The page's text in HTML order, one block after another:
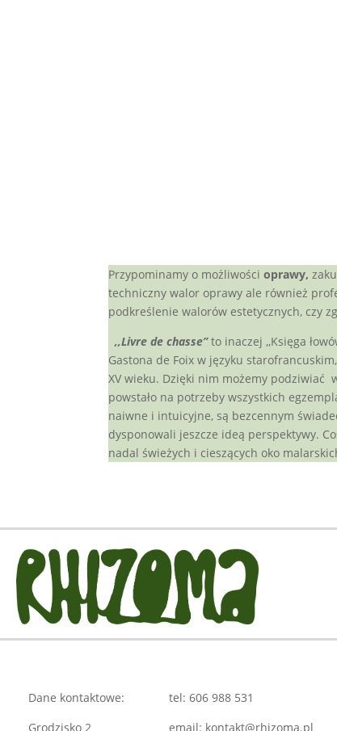
Przypominamy o możliwościoprawy,
techniczny walor oprawy ale również
podkreślenie walorów estetycznych, czy
,,Livre de chasse” to inaczej ,,Księga
Gastona de Foix w języku
XV wieku. Dzięki nim możemy
powstało na potrzeby wszystkich
naiwne i intuicyjne, są bezcennym
dysponowali jeszcze ideą perspektywy.
nadal świeżych i cieszących oko
Dane kontaktowe:
Grodzisko 2
tel: 606 988 531
email: kontakt@rhizoma.pl